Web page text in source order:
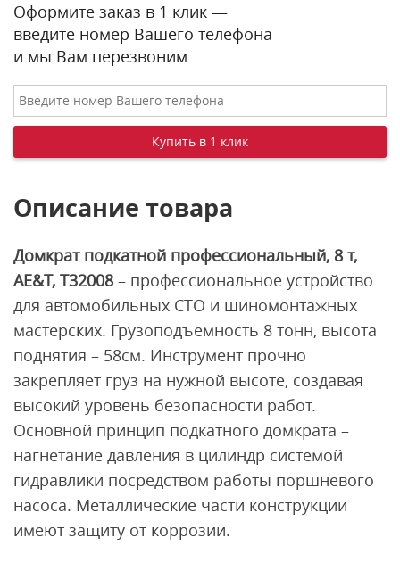
Оформите заказ в 1 клик —
введите номер Вашего телефона
и мы Вам перезвоним
Описание товара
Домкрат подкатной профессиональный, 8 т,
AE&T, T32008 – профессиональное устройство
для автомобильных СТО и шиномонтажных
мастерских. Грузоподъемность 8 тонн, высота
поднятия – 58см. Инструмент прочно
закрепляет груз на нужной высоте, создавая
высокий уровень безопасности работ.
Основной принцип подкатного домкрата –
нагнетание давления в цилиндр системой
гидравлики посредством работы поршневого
насоса. Металлические части конструкции
имеют защиту от коррозии.